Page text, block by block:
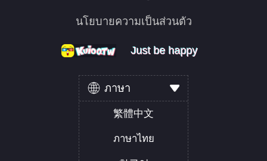
นโยบายความเป็นส่วนตัว
Just be happy
Just be happy
Just be happy
ภาษา
繁體中文
ภาษาไทย